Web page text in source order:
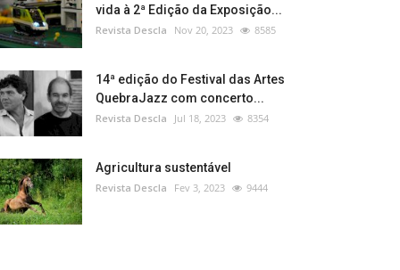
vida à 2ª Edição da Exposição...
Revista Descla Nov 20, 2023 8585
14ª edição do Festival das Artes
QuebraJazz com concerto...
Revista Descla Jul 18, 2023 8354
Agricultura sustentável
Revista Descla Fev 3, 2023 9444